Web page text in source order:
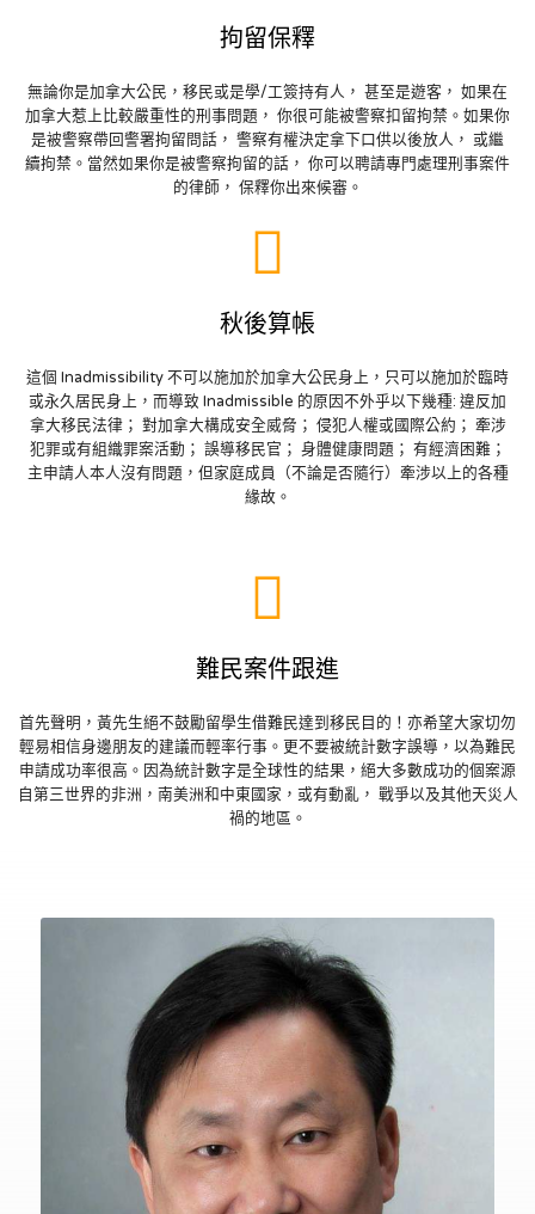
拘留保釋
無論你是加拿大公民，移民或是學/工簽持有人， 甚至是遊客， 如果在
加拿大惹上比較嚴重性的刑事問題， 你很可能被警察扣留拘禁。如果你
是被警察帶回警署拘留問話， 警察有權決定拿下口供以後放人， 或繼
續拘禁。當然如果你是被警察拘留的話， 你可以聘請專門處理刑事案件
的律師， 保釋你出來候審。
秋後算帳
這個 Inadmissibility 不可以施加於加拿大公民身上，只可以施加於臨時
或永久居民身上，而導致 Inadmissible 的原因不外乎以下幾種: 違反加
拿大移民法律； 對加拿大構成安全威脅； 侵犯人權或國際公約； 牽涉
犯罪或有組織罪案活動； 誤導移民官； 身體健康問題； 有經濟困難；
主申請人本人沒有問題，但家庭成員（不論是否隨行）牽涉以上的各種
緣故。
難民案件跟進
首先聲明，黃先生絕不鼓勵留學生借難民達到移民目的！亦希望大家切勿
輕易相信身邊朋友的建議而輕率行事。更不要被統計數字誤導，以為難民
申請成功率很高。因為統計數字是全球性的結果，絕大多數成功的個案源
自第三世界的非洲，南美洲和中東國家，或有動亂， 戰爭以及其他天災人
禍的地區。